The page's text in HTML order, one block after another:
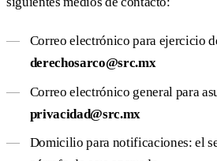
Correo electrónico para ejercicio
derechosarco@src.mx
Correo electrónico general para
privacidad@src.mx
Domicilio para notificaciones: el